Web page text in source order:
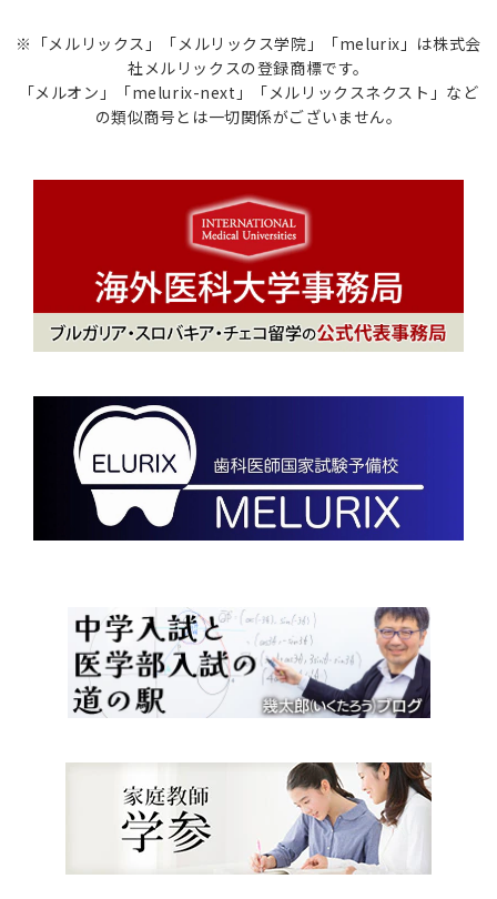
※「メルリックス」「メルリックス学院」「melurix」は株式会
社メルリックスの登録商標です。
「メルオン」「melurix-next」「メルリックスネクスト」など
の類似商号とは一切関係がございません。